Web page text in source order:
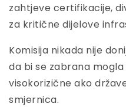
zahtjeve certifikacije,
za kritične dijelove
Komisija nikada nije
da bi se zabrana
visokorizične ako
smjernica.